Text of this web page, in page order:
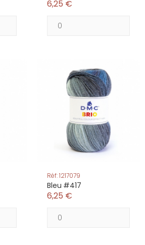
6,25 €
Réf: 1217079
Bleu #417
6,25 €